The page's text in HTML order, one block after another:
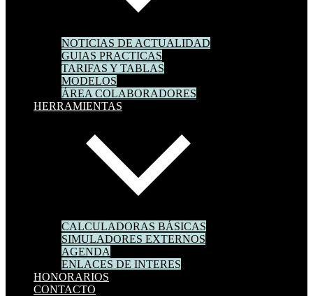
NOTICIAS DE ACTUALIDAD
GUIAS PRACTICAS
TARIFAS Y TABLAS
MODELOS
ÁREA COLABORADORES
HERRAMIENTAS
CALCULADORAS BÁSICAS
SIMULADORES EXTERNOS
AGENDA
ENLACES DE INTERES
HONORARIOS
CONTACTO